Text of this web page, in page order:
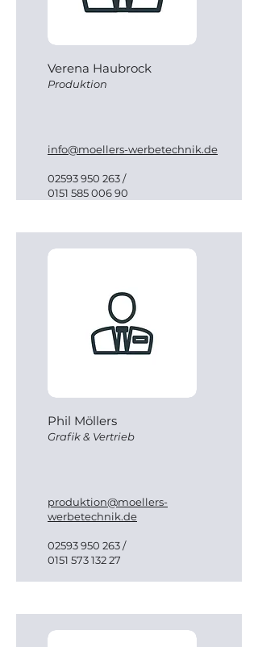
Verena Haubrock
Produktion
info@moellers-werbetechnik.de
02593 950 263/
0151 585 006 90
Phil Möllers
Grafik & Vertrieb
produktion@moellers-
werbetechnik.de
02593 950 263/
0151 573 132 27